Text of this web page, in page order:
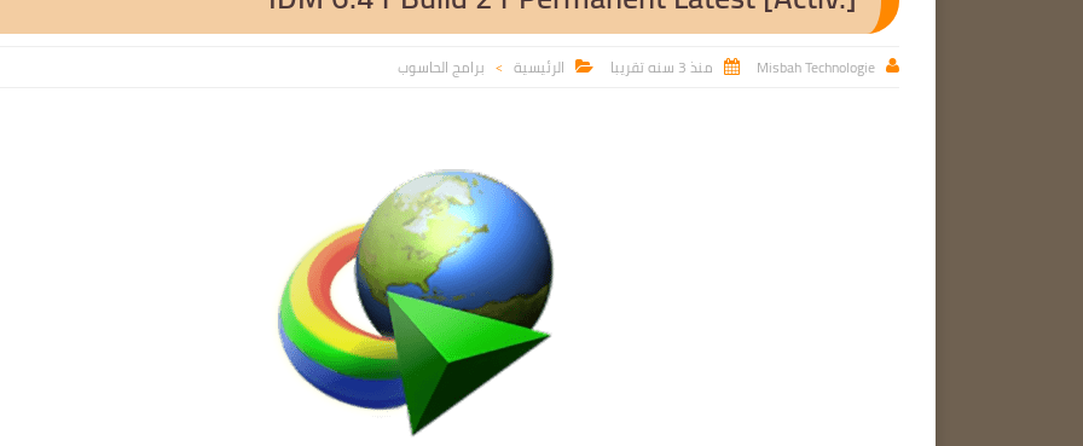

Misbah Technologie
 منذ 3 سنه تقريبا  الرئيسية > برامج الحاسوب